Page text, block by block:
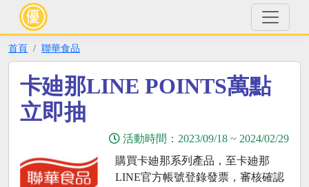
首頁 聯華食品
卡廸那LINE POINTS萬點
立即抽
活動時間： 2023/09/18 ~ 2024/02/29
購買卡廸那系列產品，至卡廸那
LINE官方帳號登錄發票，審核確認